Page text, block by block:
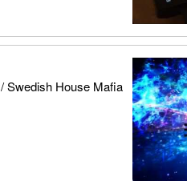
Swedish House Mafia